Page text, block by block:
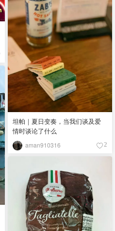
坦帕｜夏日变奏，当我们谈及爱
情时谈论了什么
aman910316 2